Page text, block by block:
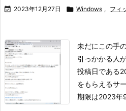
 2023年12月27日  Windows , フィ
未だにこの手
引っかかる人
投稿日である
をもらえるサ
期限は2023年